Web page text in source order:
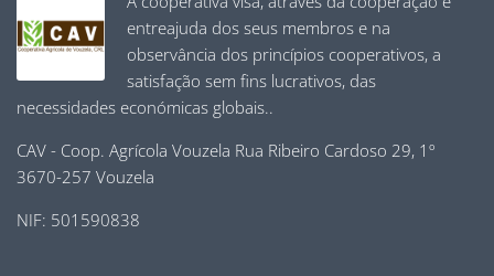
entreajuda dos seus membros e na
observância dos princípios cooperativos, a
satisfação sem fins lucrativos, das
necessidades económicas globais..
CAV - Coop. Agrícola Vouzela Rua Ribeiro Cardoso 29, 1º
3670-257 Vouzela
NIF: 501590838